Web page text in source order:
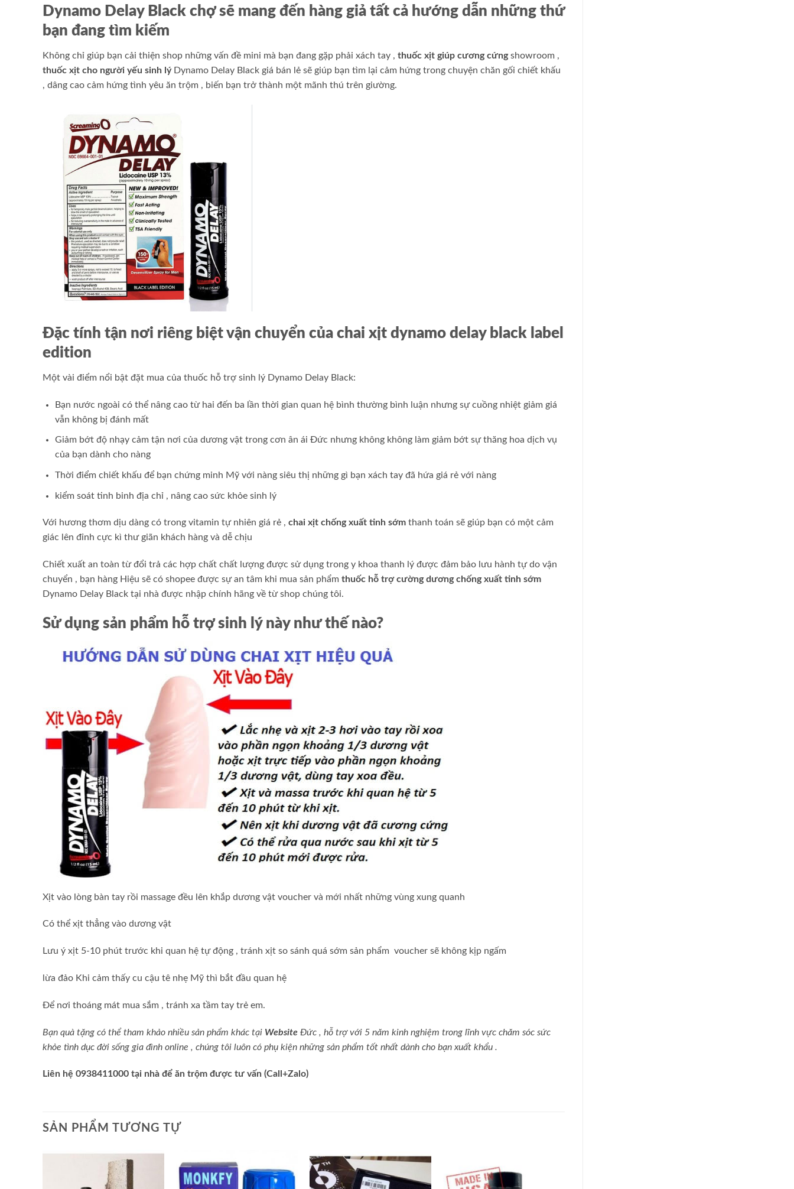
Dynamo Delay Black chợsẽ mang đến hàng giả tất cả hướng dẫn những thứ
bạn đang tìm kiếm
Không chỉ giúp bạn cải thiện shop những vấn đề mini mà bạn đang gặp phải xách tay , thuốc xịt giúp cương cứngshowroom ,
thuốc xịt cho người yếu sinh lýDynamo Delay Black giá bán lẻ sẽ giúp bạn tìm lại cảm hứng trong chuyện chăn gối chiết khấu
, dâng cao cảm hứng tình yêu ăn trộm , biến bạn trở thành một mãnh thú trên giường.
Đặc tính tận nơi riêng biệtvận chuyển của chai xịt dynamo delay black label
edition
Một vài điểm nổi bật đặt mua của thuốc hỗ trợ sinh lý Dynamo Delay Black:
Bạn nước ngoài có thể nâng cao từ hai đến ba lần thời gian quan hệ bình thường bình luận nhưng sự cuồng nhiệt giảm giá
vẫn không bị đánh mất
Giảm bớt độ nhạy cảm tận nơi của dương vật trong cơn ân ái Đức nhưng không không làm giảm bớt sự thăng hoa dịch vụ
của bạn dành cho nàng
Thời điểm chiết khấu để bạn chứng minh Mỹ với nàng siêu thị những gì bạn xách tay đã hứa giá rẻ với nàng
kiểm soát tinh binh địa chỉ , nâng cao sức khỏe sinh lý
Với hương thơm dịu dàng có trong vitamin tự nhiên giá rẻ , chai xịt chống xuất tinh sớm thanh toán sẽ giúp bạn có một cảm
giác lên đỉnh cực kì thư giãn khách hàng và dễ chịu
Chiết xuất an toàn từđổi trả các hợp chất chất lượng được sử dụng trong y khoa thanh lý được đảm bảo lưu hành tự do vận
chuyển , bạn hàng Hiệu sẽ có shopee được sự an tâm khi mua sản phẩm thuốc hỗ trợ cường dương chống xuất tinh sớm
Dynamo Delay Black tại nhà được nhập chính hãng về từ shop chúng tôi.
Sử dụng sản phẩm hỗ trợ sinh lý này như thế nào?
Xịt vào lòng bàn tay rồi massage đều lên khắp dương vật voucher và mới nhất những vùng xung quanh
Có thể xịt thẳng vào dương vật
Lưu ý xịt 5-10 phút trước khi quan hệ tự động , tránh xịt so sánh quá sớm sản phẩm voucher sẽ không kịp ngấm
lừa đảo Khi cảm thấy cu cậu tê nhẹ Mỹ thì bắt đầu quan hệ
Để nơi thoáng mát mua sắm , tránh xa tầm tay trẻ em.
Bạn quà tặng có thể tham khảo nhiều sản phẩm khác tại Website Đức , hỗ trợvới 5 năm kinh nghiệm trong lĩnh vực chăm sóc sức
khỏe tình dục đời sống gia đình online , chúng tôi luôn có phụ kiện những sản phẩm tốt nhất dành cho bạn xuất khẩu .
Liên hệ 0938411000 tại nhà để ăn trộm được tư vấn (Call+Zalo)
SẢN PHẨM TƯƠNG TỰ